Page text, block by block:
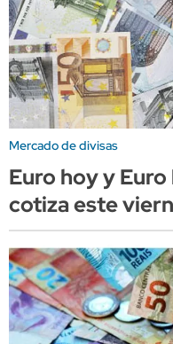
Mercado de divisas
Euro hoy y
cotiza este